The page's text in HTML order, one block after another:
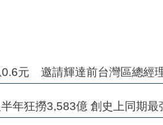
元 邀請輝達前台灣區總經
年狂撈3,583億 創史上同期最